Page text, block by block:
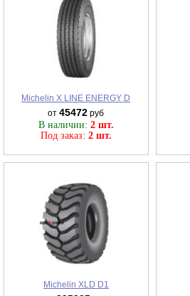
Michelin X LINE ENERGY D
от45472 руб
В наличии: 2 шт.
Под заказ: 2 шт.
Michelin XLD D1